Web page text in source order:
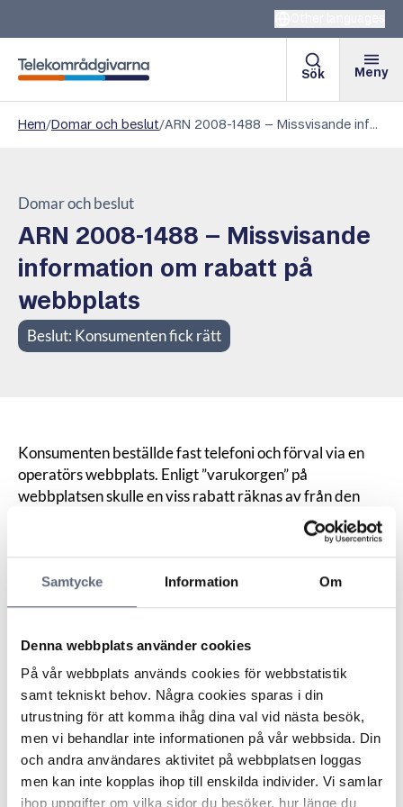
Samtycke Information Om
Denna webbplats använder cookies
På vår webbplats används cookies för webbstatistik
samt tekniskt behov. Några cookies sparas i din
utrustning för att komma ihåg dina val vid nästa besök,
men vi behandlar inte informationen på vår webbsida. Din
och andra användares aktivitet på webbplatsen loggas
men kan inte kopplas ihop till enskilda individer. Vi samlar
ihop uppgifter om vilka sidor du besöker, hur länge du
Telekområdgivarna
Sök Meny
Hem/Domar och beslut/ ARN 2008-1488 – Missvisande information om rabatt på webbplats
Domar och beslut
ARN 2008-1488 – Missvisande
information om rabatt på
webbplats
Beslut: Konsumenten fick rätt
Konsumenten beställde fast telefoni och förval via en
operatörs webbplats. Enligt ”varukorgen” på
webbplatsen skulle en viss rabatt räknas av från den
konsumenten sedan tidigare var bredbandskund.
Konsumenten menade att parterna hade slutit avtal om
rabatten och att eventuella otydligheter på
webbplatsen borde läggas operatören till last.
konsumenten redan hade denna rabatt och därför inte
hade rätt till någon ytterligare rabatt och att
konsumenten borde ha varit medveten om det.
ARN menade att det numera står klart att operatören
inte avsett att konsumenten skulle få denna rabatt då
han gjorde en beställning på webbplatsen och att
webbplatsen var utformad på ett missvisande sätt.
Konsumenten har dock – med tanke på hur